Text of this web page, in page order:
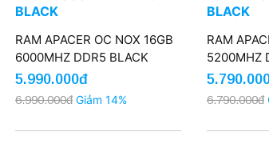
RAM APACER OC NOX 16GB
6000MHZ DDR5 BLACK
5.990.000đ
6.990.000đ Giảm 14%
RAM
5200MHZ
6.790.000đ